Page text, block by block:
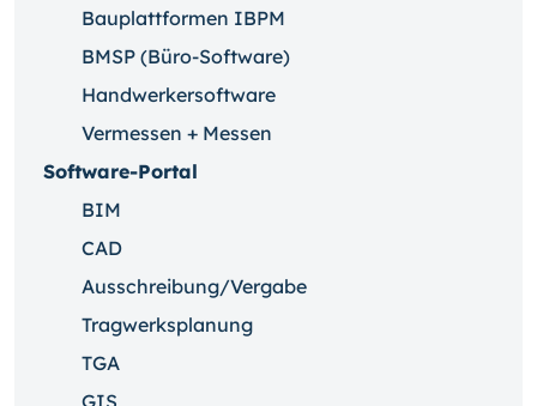
Bauplattformen IBPM
BMSP (Büro-Software)
Handwerkersoftware
Vermessen + Messen
Software-Portal
BIM
CAD
Ausschreibung/Vergabe
Tragwerksplanung
TGA